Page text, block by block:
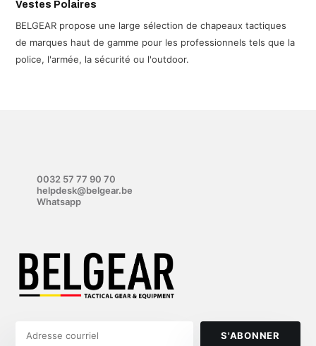
Vestes Polaires
BELGEAR propose une large sélection de chapeaux tactiques
de marques haut de gamme pour les professionnels tels que la
police, l'armée, la sécurité ou l'outdoor.
0032 57 77 90 70
helpdesk@belgear.be
Whatsapp
S'ABONNER